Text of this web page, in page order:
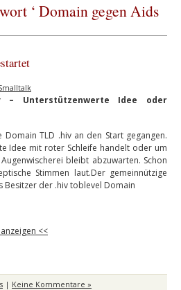
‘ Domain gegen Aids
– Unterstützenwerte Idee oder
TLD .hiv an den Start gegangen.
Idee mit roter Schleife handelt oder um
bleibt abzuwarten. Schon
Stimmen laut.Der gemeinnützige
Besitzer der .hiv toblevel Domain
<<
| Keine Kommentare »